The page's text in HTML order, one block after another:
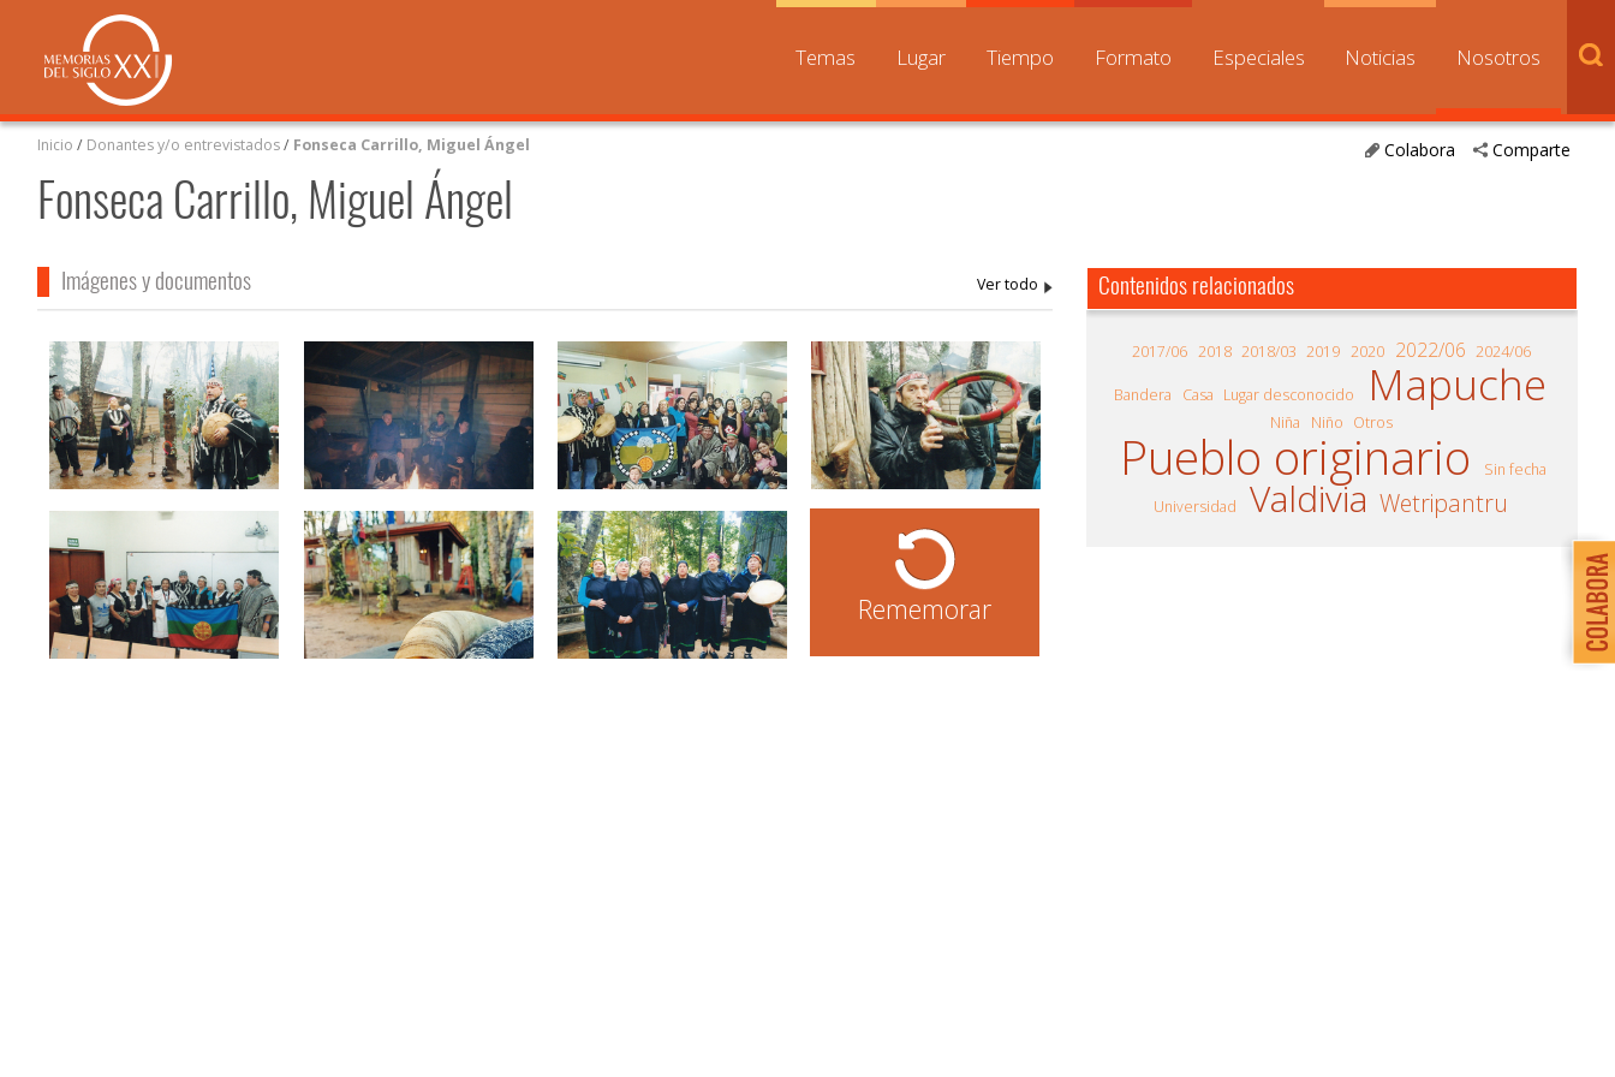
Temas Lugar Tiempo Formato Especiales Noticias Nosotros
Comparte
Colabora
Inicio / Donantes y/o entrevistados/ Fonseca Carrillo, Miguel Ángel
Fonseca Carrillo, Miguel Ángel
Imágenes y documentos
Rememorar
Contenidos relacionados
2017/06 2018 2018/03 2019 2020 2022/06 2024/06
Bandera Casa Lugar desconocido Mapuche
Niña Niño Otros
Pueblo originario
Sin fecha
Universidad
Valdivia Wetripantru